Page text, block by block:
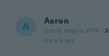
A Aaron
Inscrit depuis 2018 · 2
il y a 6 ans